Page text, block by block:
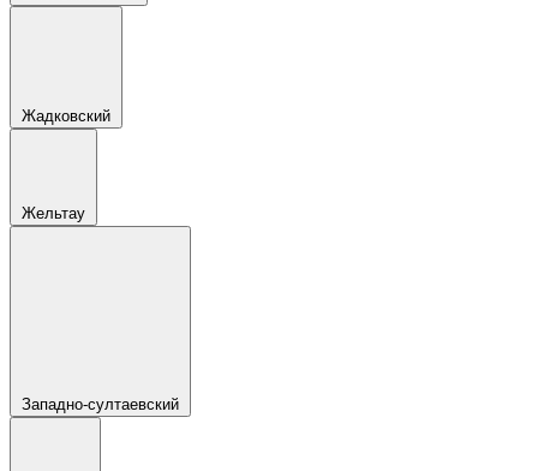
Жадковский
Жельтау
Западно-султаевский